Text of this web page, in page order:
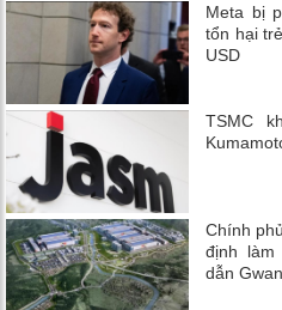
Meta bị
tổn hại
USD
TSMC
Chính
định làm
dẫn